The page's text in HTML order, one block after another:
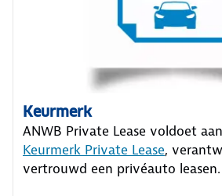
Keurmerk
ANWB Private Lease voldoet
Keurmerk Private Lease,
vertrouwd een privéauto leasen.